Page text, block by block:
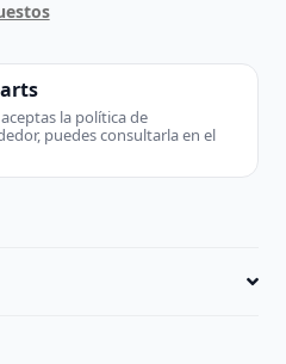
la política de
puedes consultarla en el